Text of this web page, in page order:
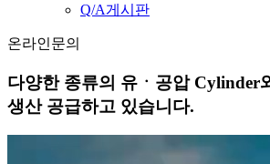
Q/A게시판
온라인문의
다양한 종류의 유ㆍ공압 Cylinder
생산 공급하고 있습니다.